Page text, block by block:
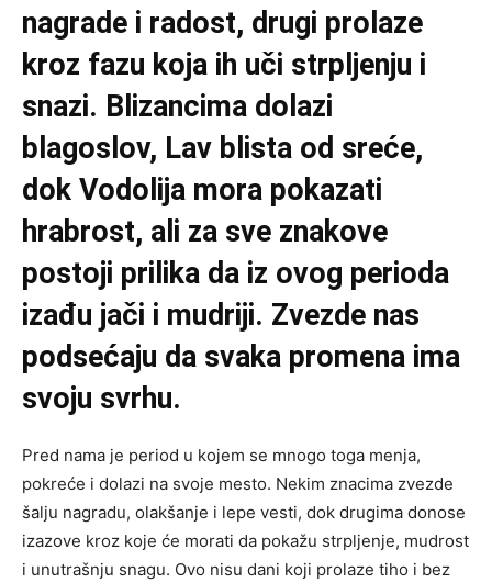
nagrade i radost, drugi prolaze
kroz fazu koja ih uči strpljenju i
snazi. Blizancima dolazi
blagoslov, Lav blista od sreće,
dok Vodolija mora pokazati
hrabrost, ali za sve znakove
postoji prilika da iz ovog perioda
izađu jači i mudriji. Zvezde nas
podsećaju da svaka promena ima
svoju svrhu.
Pred nama je period u kojem se mnogo toga menja,
pokreće i dolazi na svoje mesto. Nekim znacima zvezde
šalju nagradu, olakšanje i lepe vesti, dok drugima donose
izazove kroz koje će morati da pokažu strpljenje, mudrost
i unutrašnju snagu. Ovo nisu dani koji prolaze tiho i bez